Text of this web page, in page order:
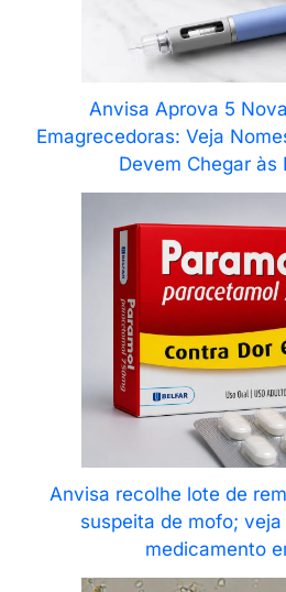
Anvisa Aprova 5
Emagrecedoras: Veja
Devem Chegar às
Anvisa recolhe lote de
suspeita de mofo;
medicamento